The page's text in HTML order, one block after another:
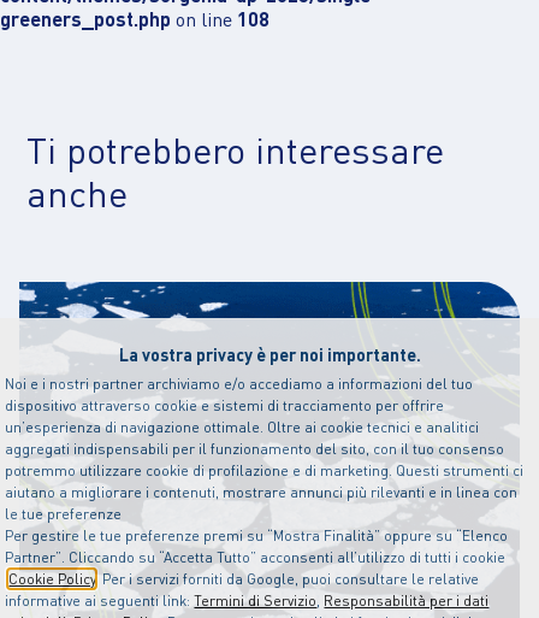
La vostra privacy è per noi importante.
Noi e i nostri partner archiviamo e/o accediamo a informazioni del tuo
dispositivo attraverso cookie e sistemi di tracciamento per offrire
un’esperienza di navigazione ottimale. Oltre ai cookie tecnici e analitici
aggregati indispensabili per il funzionamento del sito, con il tuo consenso
potremmo utilizzare cookie di profilazione e di marketing. Questi strumenti ci
aiutano a migliorare i contenuti, mostrare annunci più rilevanti e in linea con
le tue preferenze
Per gestire le tue preferenze premi su “Mostra Finalità” oppure su “Elenco
Partner”. Cliccando su “Accetta Tutto” acconsenti all’utilizzo di tutti i cookie
Cookie Policy . Per i servizi forniti da Google, puoi consultare le relative
informative ai seguenti link:Termini di Servizio, Responsabilità per i dati
greeners_post.php on line 108
Ti potrebbero interessare
anche